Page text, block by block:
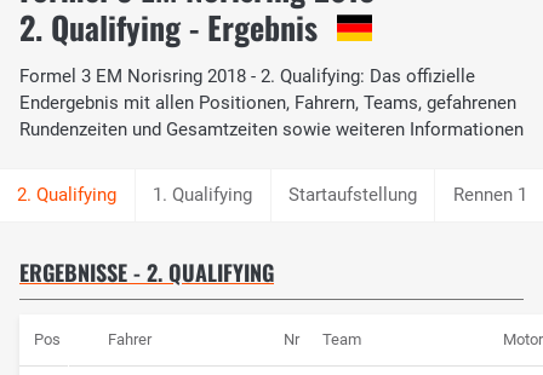
2. Qualifying - Ergebnis
Formel 3 EM Norisring 2018 - 2. Qualifying: Das offizielle
Endergebnis mit allen Positionen, Fahrern, Teams, gefahrenen
Rundenzeiten und Gesamtzeiten sowie weiteren Informationen
1. Qualifying Startaufstellung Rennen 1
ERGEBNISSE - 2. QUALIFYING
Pos Fahrer Nr Team Motor